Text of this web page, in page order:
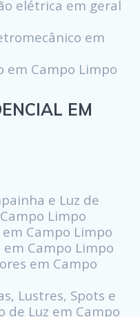
elétrica em geral
em
em Campo Limpo
EM
e Luz de
Limpo
Campo Limpo
Campo Limpo
em Campo
Lustres, Spots e
de Luz em Campo